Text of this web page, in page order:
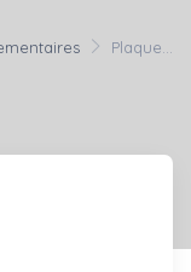
Plaque...